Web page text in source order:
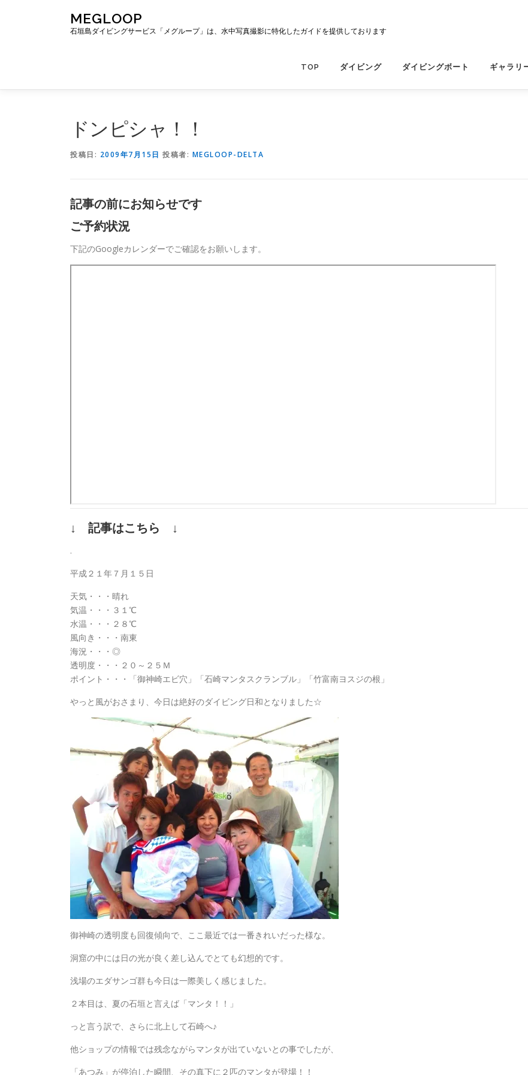
ス
MEGLOOP
石垣島ダイビングサービス「メグループ」は、水中写真撮影に特化したガイドを提供しております
TOP ダイビング ダイビングボート ギャラリ
ドンピシャ！！
投稿日: 2009年7月15日 投稿者: MEGLOOP-DELTA
記事の前にお知らせです
ご予約状況
下記のGoogleカレンダーでご確認をお願いします。
↓ 記事はこちら ↓
.
平成２１年７月１５日
天気・・・晴れ
気温・・・３１℃
水温・・・２８℃
風向き・・・南東
海況・・・◎
透明度・・・２０～２５Ｍ
ポイント・・・「御神崎エビ穴」「石崎マンタスクランブル」「竹富南ヨスジの根」
やっと風がおさまり、今日は絶好のダイビング日和となりました☆
御神崎の透明度も回復傾向で、ここ最近では一番きれいだった様な。
洞窟の中には日の光が良く差し込んでとても幻想的です。
浅場のエダサンゴ群も今日は一際美しく感じました。
２本目は、夏の石垣と言えば「マンタ！！」
っと言う訳で、さらに北上して石崎へ♪
他ショップの情報では残念ながらマンタが出ていないとの事でしたが、
「あつみ」が停泊した瞬間、その真下に２匹のマンタが登場！！